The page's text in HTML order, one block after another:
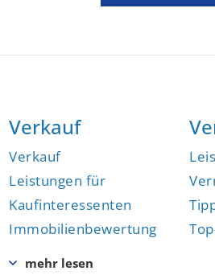
Verkauf
Verkauf
Leistungen für
Kaufinteressenten
Immobilienbewertung